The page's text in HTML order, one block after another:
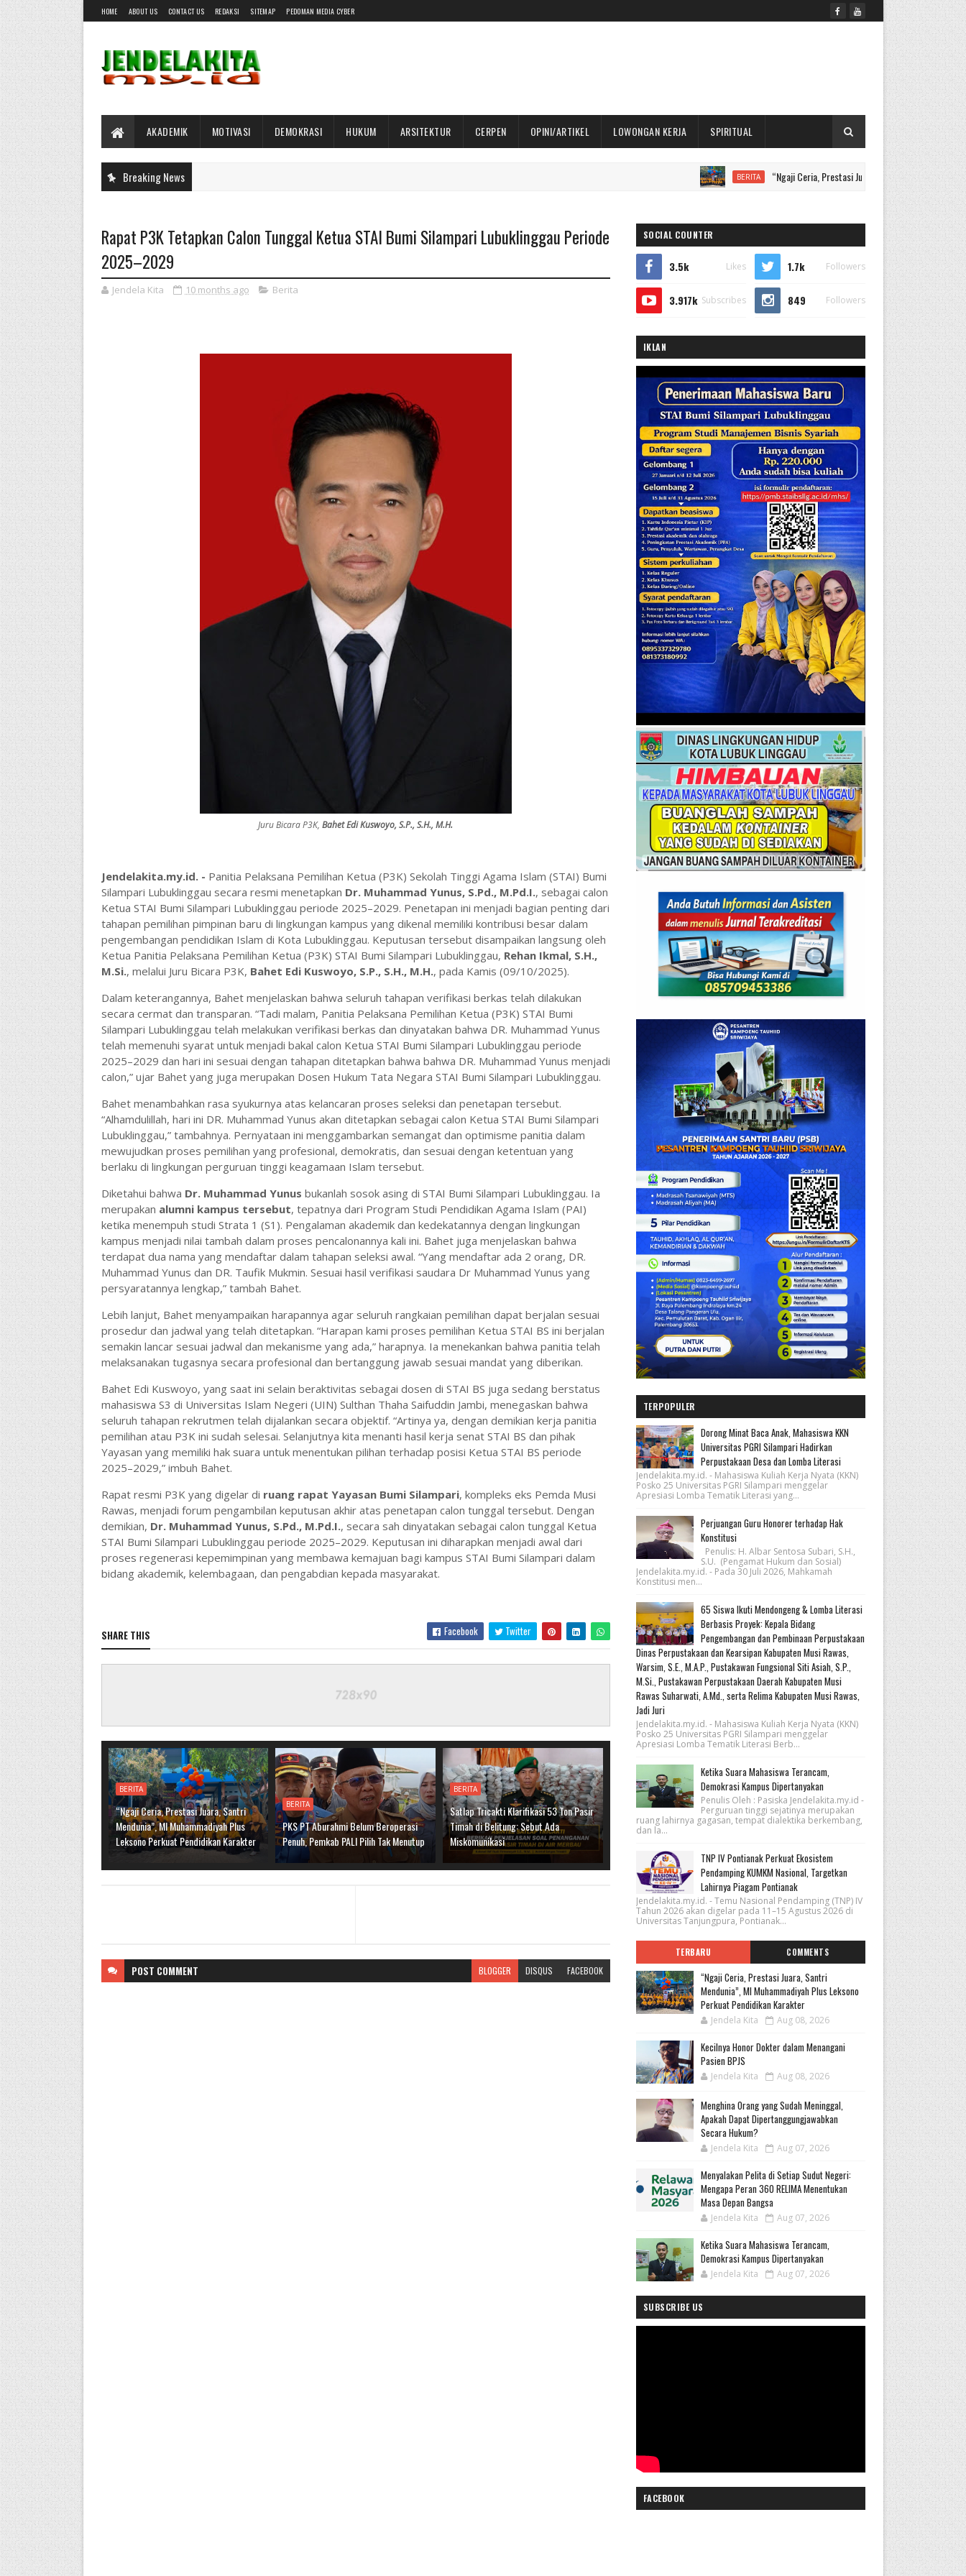
HOME ABOUT US CONTACT US REDAKSI SITEMAP PEDOMAN MEDIA CYBER
AKADEMIK MOTIVASI DEMOKRASI HUKUM ARSITEKTUR CERPEN OPINI/ARTIKEL LOWONGAN KERJA SPIRITUAL
Breaking News BERITA “Ngaji Ceria, Prestasi Juara, Santri Mendunia”, MI
Rapat P3K Tetapkan Calon Tunggal Ketua STAI Bumi Silampari Lubuklinggau Periode
2025–2029
Jendela Kita 10 months ago Berita
Juru Bicara P3K,Bahet Edi Kuswoyo, S.P., S.H., M.H.
Jendelakita.my.id. - Panitia Pelaksana Pemilihan Ketua (P3K) Sekolah Tinggi Agama Islam (STAI) Bumi
Silampari Lubuklinggau secara resmi menetapkan Dr. Muhammad Yunus, S.Pd., M.Pd.I., sebagai calon
Ketua STAI Bumi Silampari Lubuklinggau periode 2025–2029. Penetapan ini menjadi bagian penting dari
tahapan pemilihan pimpinan baru di lingkungan kampus yang dikenal memiliki kontribusi besar dalam
pengembangan pendidikan Islam di Kota Lubuklinggau. Keputusan tersebut disampaikan langsung oleh
Ketua Panitia Pelaksana Pemilihan Ketua (P3K) STAI Bumi Silampari Lubuklinggau, Rehan Ikmal, S.H.,
M.Si., melalui Juru Bicara P3K, Bahet Edi Kuswoyo, S.P., S.H., M.H., pada Kamis (09/10/2025).
Dalam keterangannya, Bahet menjelaskan bahwa seluruh tahapan verifikasi berkas telah dilakukan
secara cermat dan transparan. “Tadi malam, Panitia Pelaksana Pemilihan Ketua (P3K) STAI Bumi
Silampari Lubuklinggau telah melakukan verifikasi berkas dan dinyatakan bahwa DR. Muhammad Yunus
telah memenuhi syarat untuk menjadi bakal calon Ketua STAI Bumi Silampari Lubuklinggau periode
2025–2029 dan hari ini sesuai dengan tahapan ditetapkan bahwa bahwa DR. Muhammad Yunus menjadi
calon,” ujar Bahet yang juga merupakan Dosen Hukum Tata Negara STAI Bumi Silampari Lubuklinggau.
Bahet menambahkan rasa syukurnya atas kelancaran proses seleksi dan penetapan tersebut.
“Alhamdulillah, hari ini DR. Muhammad Yunus akan ditetapkan sebagai calon Ketua STAI Bumi Silampari
Lubuklinggau,” tambahnya. Pernyataan ini menggambarkan semangat dan optimisme panitia dalam
mewujudkan proses pemilihan yang profesional, demokratis, dan sesuai dengan ketentuan yang
berlaku di lingkungan perguruan tinggi keagamaan Islam tersebut.
Diketahui bahwa Dr. Muhammad Yunus bukanlah sosok asing di STAI Bumi Silampari Lubuklinggau. Ia
merupakan alumni kampus tersebut, tepatnya dari Program Studi Pendidikan Agama Islam (PAI)
ketika menempuh studi Strata 1 (S1). Pengalaman akademik dan kedekatannya dengan lingkungan
kampus menjadi nilai tambah dalam proses pencalonannya kali ini. Bahet juga menjelaskan bahwa
terdapat dua nama yang mendaftar dalam tahapan seleksi awal. “Yang mendaftar ada 2 orang, DR.
Muhammad Yunus dan DR. Taufik Mukmin. Sesuai hasil verifikasi saudara Dr Muhammad Yunus yang
persyaratannya lengkap,” tambah Bahet.
Lebih lanjut, Bahet menyampaikan harapannya agar seluruh rangkaian pemilihan dapat berjalan sesuai
prosedur dan jadwal yang telah ditetapkan. “Harapan kami proses pemilihan Ketua STAI BS ini berjalan
semakin lancar sesuai jadwal dan mekanisme yang ada,” harapnya. Ia menekankan bahwa panitia telah
melaksanakan tugasnya secara profesional dan bertanggung jawab sesuai mandat yang diberikan.
Bahet Edi Kuswoyo, yang saat ini selain beraktivitas sebagai dosen di STAI BS juga sedang berstatus
mahasiswa S3 di Universitas Islam Negeri (UIN) Sulthan Thaha Saifuddin Jambi, menegaskan bahwa
seluruh tahapan rekrutmen telah dijalankan secara objektif. “Artinya ya, dengan demikian kerja panitia
pemilihan atau P3K ini sudah selesai. Selanjutnya kita menanti hasil kerja senat STAI BS dan pihak
Yayasan yang memiliki hak suara untuk menentukan pilihan terhadap posisi Ketua STAI BS periode
2025–2029,” imbuh Bahet.
Rapat resmi P3K yang digelar di ruang rapat Yayasan Bumi Silampari, kompleks eks Pemda Musi
Rawas, menjadi forum pengambilan keputusan akhir atas penetapan calon tunggal tersebut. Dengan
demikian, Dr. Muhammad Yunus, S.Pd., M.Pd.I., secara sah dinyatakan sebagai calon tunggal Ketua
STAI Bumi Silampari Lubuklinggau periode 2025–2029. Keputusan ini diharapkan menjadi awal dari
proses regenerasi kepemimpinan yang membawa kemajuan bagi kampus STAI Bumi Silampari dalam
bidang akademik, kelembagaan, dan pengabdian kepada masyarakat.
SHARE THIS Facebook Twitter
BERITA
“Ngaji Ceria, Prestasi Juara, Santri
Mendunia”, MI Muhammadiyah Plus
Leksono Perkuat Pendidikan Karakter
BERITA
PKS PT Aburahmi Belum Beroperasi
Penuh, Pemkab PALI Pilih Tak Menutup
BERITA
Satlap Tricakti Klarifikasi 53 Ton Pasir
Timah di Belitung: Sebut Ada
Miskomunikasi
POST COMMENT BLOGGER DISQUS FACEBOOK
SOCIAL COUNTER
3.5k Likes 1.7k Followers
3.917k Subscribes 849 Followers
IKLAN
TERPOPULER
Dorong Minat Baca Anak, Mahasiswa KKN
Universitas PGRI Silampari Hadirkan
Perpustakaan Desa dan Lomba Literasi
Jendelakita.my.id. - Mahasiswa Kuliah Kerja Nyata (KKN)
Posko 25 Universitas PGRI Silampari menggelar
Apresiasi Lomba Tematik Literasi yang...
Perjuangan Guru Honorer terhadap Hak
Konstitusi
Penulis: H. Albar Sentosa Subari, S.H.,
S.U. (Pengamat Hukum dan Sosial)
Jendelakita.my.id. - Pada 30 Juli 2026, Mahkamah
Konstitusi men...
65 Siswa Ikuti Mendongeng & Lomba Literasi
Berbasis Proyek: Kepala Bidang
Pengembangan dan Pembinaan Perpustakaan
Dinas Perpustakaan dan Kearsipan Kabupaten Musi Rawas,
Warsim, S.E., M.A.P., Pustakawan Fungsional Siti Asiah, S.P.,
M.Si., Pustakawan Perpustakaan Daerah Kabupaten Musi
Rawas Suharwati, A.Md., serta Relima Kabupaten Musi Rawas,
Jadi Juri
Jendelakita.my.id. - Mahasiswa Kuliah Kerja Nyata (KKN)
Posko 25 Universitas PGRI Silampari menggelar
Apresiasi Lomba Tematik Literasi Berb...
Ketika Suara Mahasiswa Terancam,
Demokrasi Kampus Dipertanyakan
Penulis Oleh : Pasiska Jendelakita.my.id -
Perguruan tinggi sejatinya merupakan
ruang lahirnya gagasan, tempat dialektika berkembang,
dan la...
TNP IV Pontianak Perkuat Ekosistem
Pendamping KUMKM Nasional, Targetkan
Lahirnya Piagam Pontianak
Jendelakita.my.id. - Temu Nasional Pendamping (TNP) IV
Tahun 2026 akan digelar pada 11–15 Agustus 2026 di
Universitas Tanjungpura, Pontianak...
TERBARU COMMENTS
“Ngaji Ceria, Prestasi Juara, Santri
Mendunia”, MI Muhammadiyah Plus Leksono
Perkuat Pendidikan Karakter
Jendela Kita Aug 08, 2026
Kecilnya Honor Dokter dalam Menangani
Pasien BPJS
Jendela Kita Aug 08, 2026
Menghina Orang yang Sudah Meninggal,
Apakah Dapat Dipertanggungjawabkan
Secara Hukum?
Jendela Kita Aug 07, 2026
Menyalakan Pelita di Setiap Sudut Negeri:
Mengapa Peran 360 RELIMA Menentukan
Masa Depan Bangsa
Jendela Kita Aug 07, 2026
Ketika Suara Mahasiswa Terancam,
Demokrasi Kampus Dipertanyakan
Jendela Kita Aug 07, 2026
SUBSCRIBE US
FACEBOOK